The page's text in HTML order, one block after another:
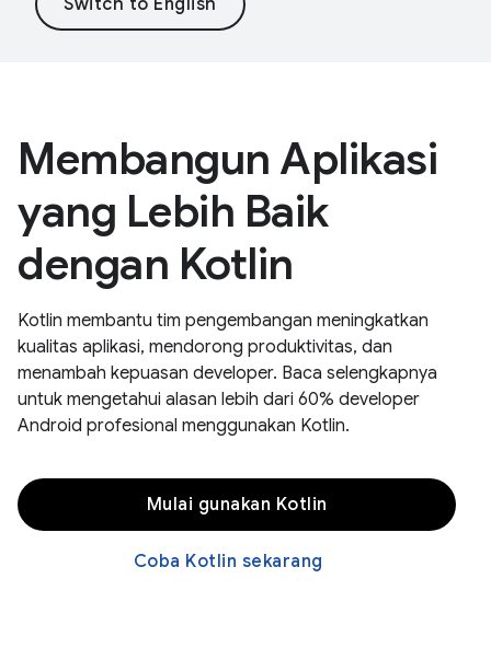
Membangun Aplikasi
yang Lebih Baik
dengan Kotlin
Kotlin membantu tim pengembangan meningkatkan
kualitas aplikasi, mendorong produktivitas, dan
menambah kepuasan developer. Baca selengkapnya
untuk mengetahui alasan lebih dari 60% developer
Android profesional menggunakan Kotlin.
Mulai gunakan Kotlin
Coba Kotlin sekarang